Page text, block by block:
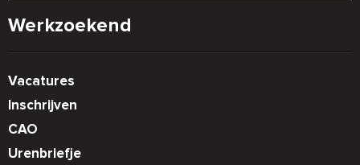
Werkzoekend
Vacatures
Inschrijven
CAO
Urenbriefje